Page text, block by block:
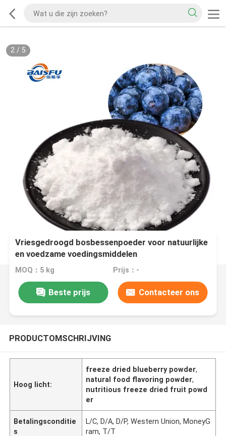
2/ 5
Vriesgedroogd bosbessenpoeder voor natuurlijke
en voedzame voedingsmiddelen
MOQ：5 kg Prijs：-
Beste prijs Contacteer ons
PRODUCTOMSCHRIJVING
Hoog licht:
freeze dried blueberry powder,
natural food flavoring powder,
nutritious freeze dried fruit powd
er
Betalingsconditie
s
L/C, D/A, D/P, Western Union, MoneyG
ram, T/T